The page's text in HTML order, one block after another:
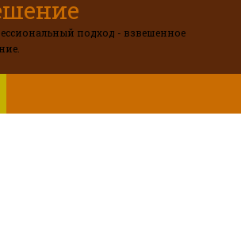
подход - взвешенное